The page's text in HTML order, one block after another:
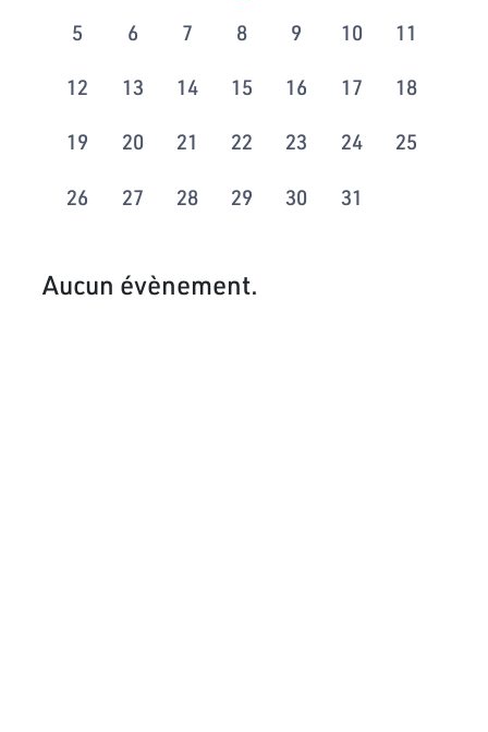
5 6 7 8 9 10 11
12 13 14 15 16 17 18
19 20 21 22 23 24 25
26 27 28 29 30 31
Aucun évènement.